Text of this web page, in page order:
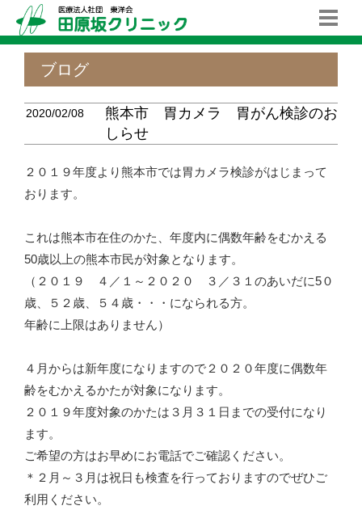
ブログ
2020/02/08
熊本市 胃カメラ 胃がん検診のお
しらせ
２０１９年度より熊本市では胃カメラ検診がはじまって
おります。
これは熊本市在住のかた、年度内に偶数年齢をむかえる
50歳以上の熊本市民が対象となります。
（２０１９ ４／１～２０２０ ３／３１のあいだに5０
歳、５２歳、５４歳・・・になられる方。
年齢に上限はありません）
４月からは新年度になりますので２０２０年度に偶数年
齢をむかえるかたが対象になります。
２０１９年度対象のかたは３月３１日までの受付になり
ます。
ご希望の方はお早めにお電話でご確認ください。
＊２月～３月は祝日も検査を行っておりますのでぜひご
利用ください。